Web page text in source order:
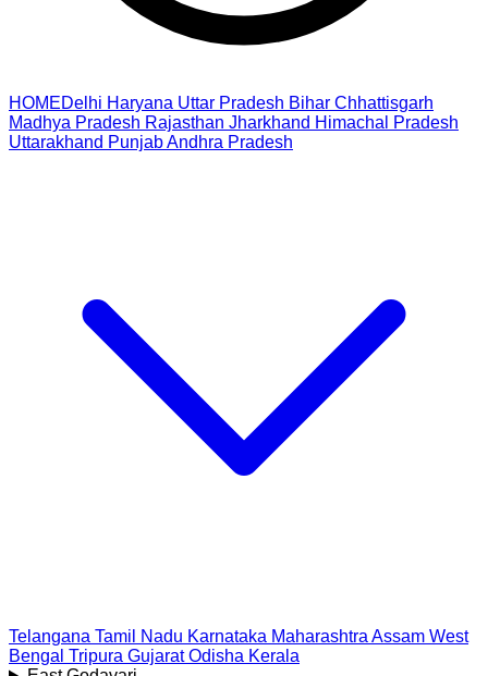
HOMEDelhi Haryana Uttar Pradesh Bihar Chhattisgarh
Madhya Pradesh Rajasthan Jharkhand Himachal Pradesh
Uttarakhand PunjabAndhra Pradesh
Telangana Tamil Nadu Karnataka Maharashtra Assam West
Bengal Tripura Gujarat Odisha Kerala